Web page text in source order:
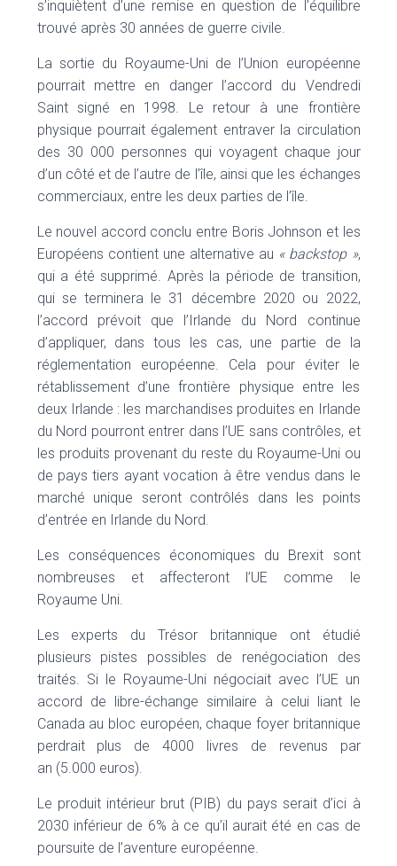
s’inquiètent d’une remise en question de l’équilibre
trouvé après 30 années de guerre civile.
La sortie du Royaume-Uni de l’Union européenne
pourrait mettre en danger l’accord du Vendredi
Saint signé en 1998. Le retour à une frontière
physique pourrait également entraver la circulation
des 30 000 personnes qui voyagent chaque jour
d’un côté et de l’autre de l’île, ainsi que les échanges
commerciaux, entre les deux parties de l’île.
Le nouvel accord conclu entre Boris Johnson et les
Européens contient une alternative au « backstop »,
qui a été supprimé. Après la période de transition,
qui se terminera le 31 décembre 2020 ou 2022,
l’accord prévoit que l’Irlande du Nord continue
d’appliquer, dans tous les cas, une partie de la
réglementation européenne. Cela pour éviter le
rétablissement d’une frontière physique entre les
deux Irlande : les marchandises produites en Irlande
du Nord pourront entrer dans l’UE sans contrôles, et
les produits provenant du reste du Royaume-Uni ou
de pays tiers ayant vocation à être vendus dans le
marché unique seront contrôlés dans les points
d’entrée en Irlande du Nord.
Les conséquences économiques du Brexit sont
nombreuses et affecteront l’UE comme le
Royaume Uni.
Les experts du Trésor britannique ont étudié
plusieurs pistes possibles de renégociation des
traités. Si le Royaume-Uni négociait avec l’UE un
accord de libre-échange similaire à celui liant le
Canada au bloc européen, chaque foyer britannique
perdrait plus de 4000 livres de revenus par
an (5.000 euros).
Le produit intérieur brut (PIB) du pays serait d’ici à
2030 inférieur de 6% à ce qu’il aurait été en cas de
poursuite de l’aventure européenne.